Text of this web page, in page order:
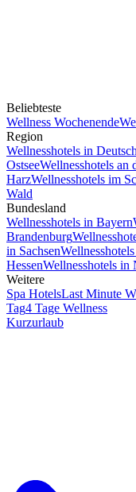
Beliebteste
Wellness Wochenende
Region
Wellnesshotels in
OstseeWellnesshotels an
HarzWellnesshotels im
Wald
Bundesland
Wellnesshotels in Bayern
Brandenburg
in Sachsen
HessenWellnesshotels in
Weitere
Spa HotelsLast Minute
Tag4 Tage Wellness
Kurzurlaub